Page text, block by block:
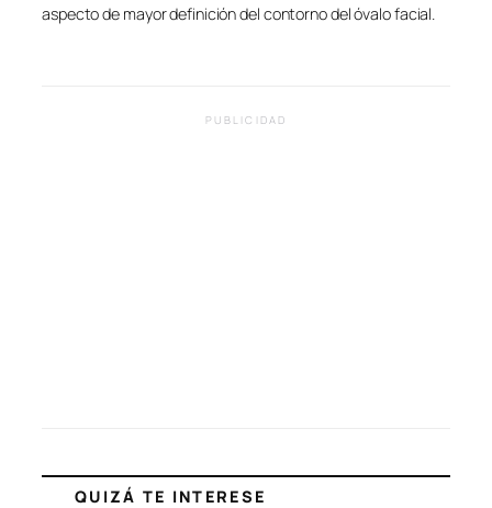
aspecto de mayor definición del contorno del óvalo facial.
PUBLICIDAD
QUIZÁ TE INTERESE